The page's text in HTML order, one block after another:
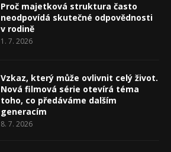
Proč majetková struktura často
neodpovídá skutečné odpovědnosti
v rodině
1. 7. 2026
Vzkaz, který může ovlivnit celý život.
Nová filmová série otevírá téma
toho, co předáváme dalším
generacím
8. 7. 2026